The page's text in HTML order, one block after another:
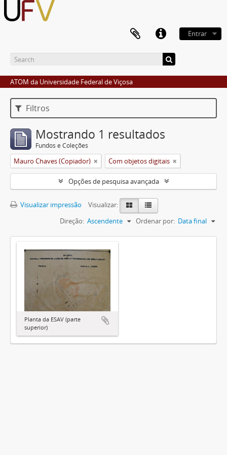
Entrar
ATOM da Universidade Federal de Viçosa
Filtros
Mostrando 1 resultados
Fundos e Coleções
Mauro Chaves (Copiador) Com objetos digitais
Opções de pesquisa avançada
Visualizar impressão
Visualizar:
Ordenar por: Data final
Direção: Ascendente
Planta da ESAV (parte
superior)